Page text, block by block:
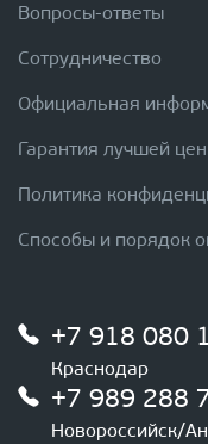
Вопросы-ответы
Сотрудничество
Официальная
Гарантия лучшей
Политика
Способы и порядок
+7 918 080
Краснодар
+7 989 288
Новороссийск/